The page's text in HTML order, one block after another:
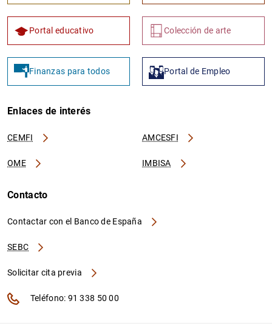
Portal educativo Colección de arte
Finanzas para todos Portal de Empleo
Enlaces de interés
CEMFI AMCESFI
OME IMBISA
Contacto
Contactar con el Banco de España
SEBC
Solicitar cita previa
Teléfono: 91 338 50 00